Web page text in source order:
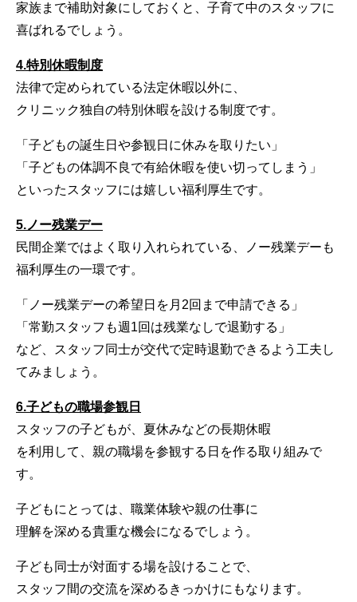
家族まで補助対象にしておくと、子育て中のスタッフに
喜ばれるでしょう。
4.特別休暇制度
法律で定められている法定休暇以外に、
クリニック独自の特別休暇を設ける制度です。
「子どもの誕生日や参観日に休みを取りたい」
「子どもの体調不良で有給休暇を使い切ってしまう」
といったスタッフには嬉しい福利厚生です。
5.ノー残業デー
民間企業ではよく取り入れられている、ノー残業デーも
福利厚生の一環です。
「ノー残業デーの希望日を月2回まで申請できる」
「常勤スタッフも週1回は残業なしで退勤する」
など、スタッフ同士が交代で定時退勤できるよう工夫し
てみましょう。
6.子どもの職場参観日
スタッフの子どもが、夏休みなどの長期休暇
を利用して、親の職場を参観する日を作る取り組みで
す。
子どもにとっては、職業体験や親の仕事に
理解を深める貴重な機会になるでしょう。
子ども同士が対面する場を設けることで、
スタッフ間の交流を深めるきっかけにもなります。